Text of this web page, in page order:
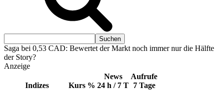
Saga bei 0,53 CAD: Bewertet der Markt noch immer nur die Hälfte
der Story?
Anzeige
Indizes Kurs %
News
24 h / 7 T
Aufrufe
7 Tage